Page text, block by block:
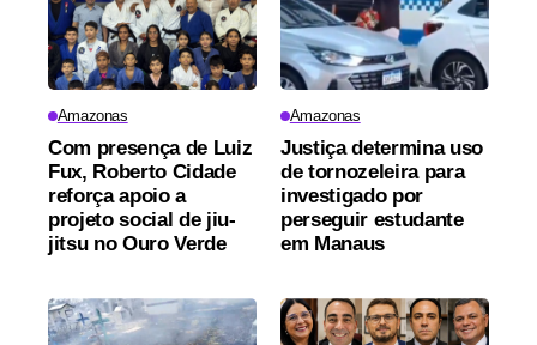
Amazonas
Com presença de Luiz
Fux, Roberto Cidade
reforça apoio a
projeto social de jiu-
jitsu no Ouro Verde
Amazonas
Justiça determina uso
de tornozeleira para
investigado por
perseguir estudante
em Manaus